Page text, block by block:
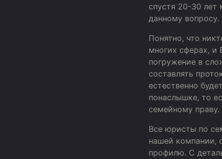
спустя 20-30
данному вопросу.
Понятно, что
многих сферах, и
погружение в
составлять
естественно
понаслышке, то
семейному праву.
Все юристы по
нашей компании,
профилю. С